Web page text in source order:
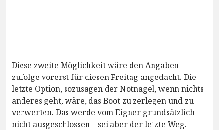
Diese zweite Möglichkeit wäre den Angaben
zufolge vorerst für diesen Freitag angedacht. Die
letzte Option, sozusagen der Notnagel, wenn nichts
anderes geht, wäre, das Boot zu zerlegen und zu
verwerten. Das werde vom Eigner grundsätzlich
nicht ausgeschlossen – sei aber der letzte Weg.